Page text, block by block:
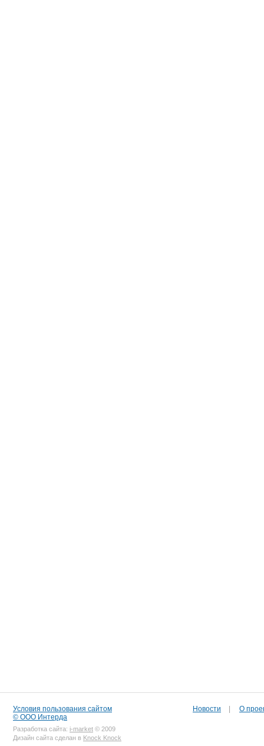
Условия пользования сайтом
© ООО Интерда
Разработка сайта: i-market © 2009
Дизайн сайта сделан в Knock Knock
Новости О